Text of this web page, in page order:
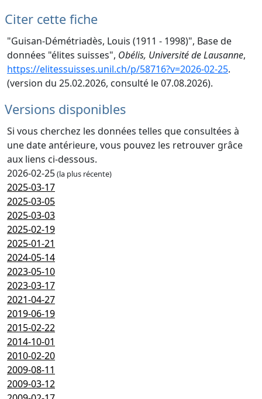
Citer cette fiche
"Guisan-Démétriadès, Louis (1911 - 1998)", Base de
données "élites suisses", Obélis, Université de Lausanne,
https://elitessuisses.unil.ch/p/58716?v=2026-02-25.
(version du 25.02.2026, consulté le 07.08.2026).
Versions disponibles
Si vous cherchez les données telles que consultées à
une date antérieure, vous pouvez les retrouver grâce
aux liens ci-dessous.
2026-02-25(la plus récente)
2025-03-17
2025-03-05
2025-03-03
2025-02-19
2025-01-21
2024-05-14
2023-05-10
2023-03-17
2021-04-27
2019-06-19
2015-02-22
2014-10-01
2010-02-20
2009-08-11
2009-03-12